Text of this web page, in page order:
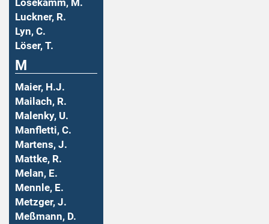
Losekamm, M.
Luckner, R.
Lyn, C.
Löser, T.
M
Maier, H.J.
Mailach, R.
Malenky, U.
Manfletti, C.
Martens, J.
Mattke, R.
Melan, E.
Mennle, E.
Metzger, J.
Meßmann, D.